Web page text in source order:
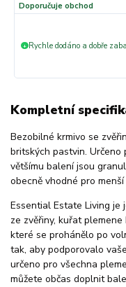
Doporučuje obchod
+ Rychle dodáno a dobře
Kompletní
Bezobilné krmivo se
britských pastvin. Určeno
většímu balení jsou
obecně vhodné pro
Essential Estate Living je
ze zvěřiny, kuřat
které se prohánělo po
tak, aby podporovalo
určeno pro všechna
můžete občas doplnit